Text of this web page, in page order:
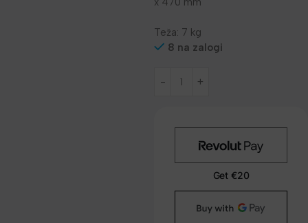
Teža: 7 kg
8 na zalogi